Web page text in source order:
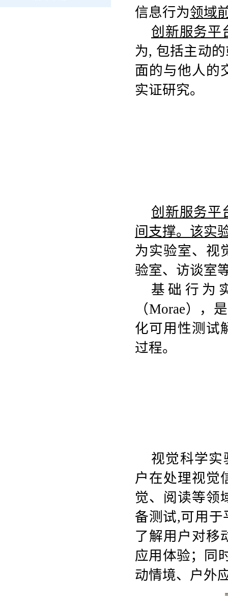
信息行为领域
创新服务平
为, 包括主动
面的与他人的
实证研究。
创新服务平
间支撑。该实
为实验室、视
验室、访谈室
基础行为
（Morae），
化可用性测试
过程。
视觉科学实
户在处理视觉
觉、阅读等领
备测试,可用于
了解用户对移
应用体验；同
动情境、户外